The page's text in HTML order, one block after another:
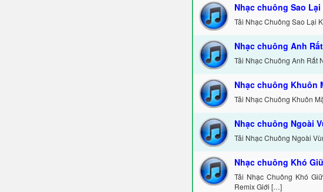
Nhạc chuông Sao
Tải Nhạc Chuông Sao Lại
Nhạc chuông Anh
Tải Nhạc Chuông Anh Rất
Nhạc chuông Khuôn
Tải Nhạc Chuông Khuôn
Nhạc chuông Ngoài
Tải Nhạc Chuông Ngoài
Nhạc chuông Khó
Tải Nhạc Chuông Khó
Remix Giới […]